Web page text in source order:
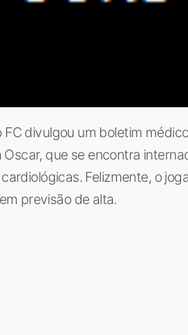
divulgou um boletim
que se encontra
Felizmente, o
previsão de alta.